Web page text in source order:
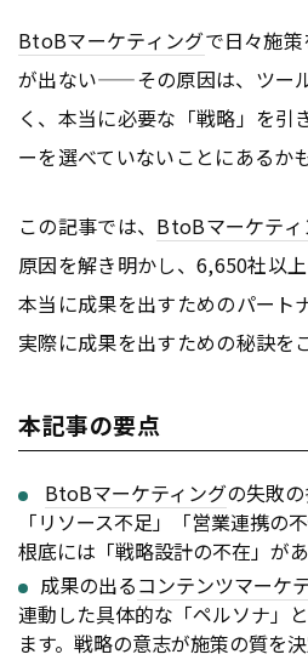
BtoBマーケティングで日々施
が出ない——その原因は、ツー
く、本当に必要な「戦略」を引
ーを選べていないことにあるか
この記事では、 BtoBマーケテ
原因を解き明かし、6,650社以
本当に成果を出すためのパート
実際に成果を出すための秘訣を
本記事の要点
BtoBマーケティングの失敗
「リソース不足」「営業連携の
根底には「戦略設計の不在」があ
成果の出るコンテンツマーケ
連動した具体的な「ペルソナ」
ます。戦略の意志が施策の質を決